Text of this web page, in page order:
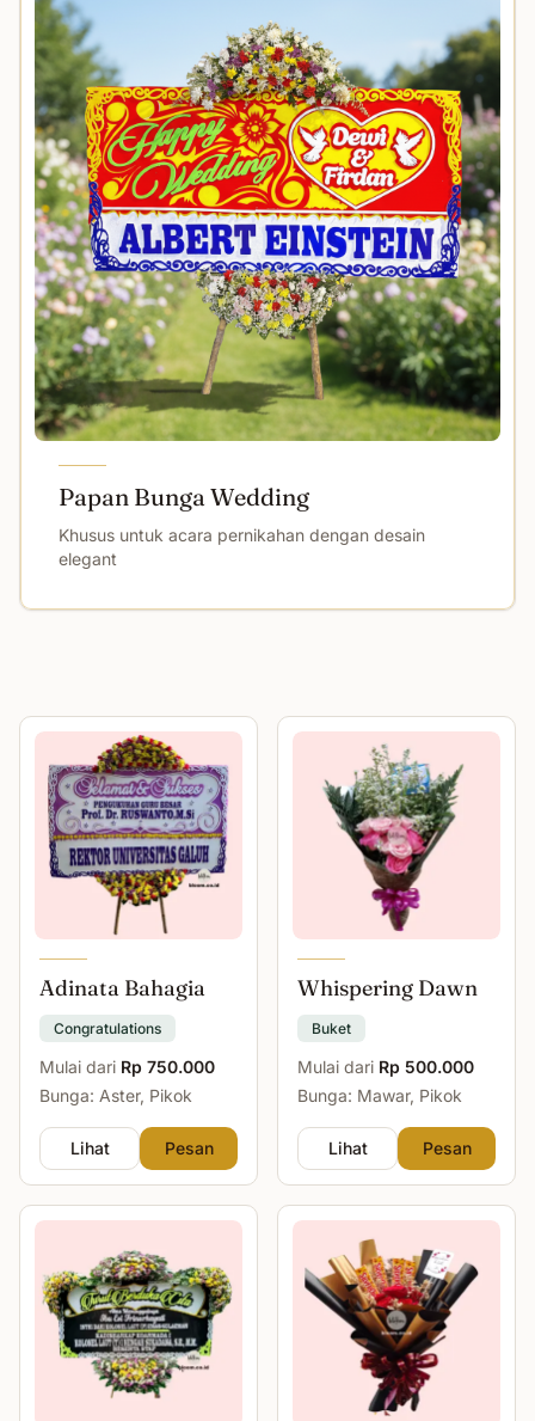
Papan Bunga Wedding
Khusus untuk acara pernikahan dengan desain
elegant
Adinata Bahagia
Congratulations
Mulai dari Rp 750.000
Bunga: Aster, Pikok
Lihat Pesan
Whispering Dawn
Buket
Mulai dari Rp 500.000
Bunga: Mawar, Pikok
Lihat Pesan